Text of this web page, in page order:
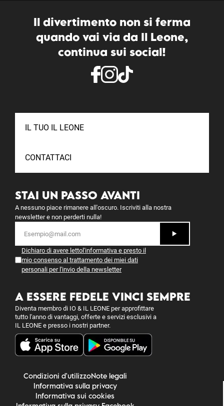
Il divertimento non si ferma
quando vai via da Il Leone,
continua sui social!
IL TUO IL LEONE
CONTATTACI
STAI UN PASSO AVANTI
A nessuno piace rimanere all'oscuro. Iscriviti alla nostra
newsletter e non perderti nulla!
Dichiaro di avere letto l'informativa e presto il
mio consenso al trattamento dei miei dati
personali per l'invio della newsletter
A ESSERE FEDELE VINCI SEMPRE
Diventa membro di IO & IL LEONE per approfittare
tutto l'anno di vantaggi, offerte e servizi esclusivi a
IL LEONE e presso i nostri partner.
Condizioni d'utilizzoNote legali
Informativa sulla privacy
Informativa sui cookies